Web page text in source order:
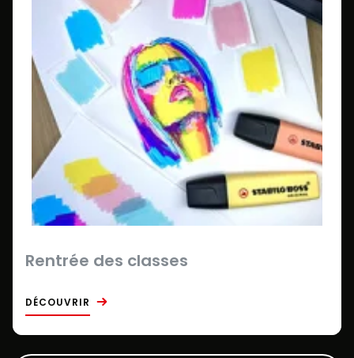
Rentrée des classes
DÉCOUVRIR